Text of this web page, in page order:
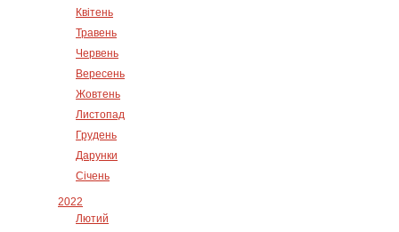
Квітень
Травень
Червень
Вересень
Жовтень
Листопад
Грудень
Дарунки
Січень
2022
Лютий